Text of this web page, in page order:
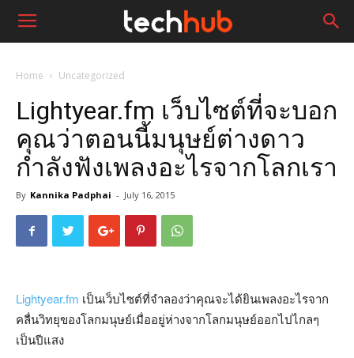
Home Uncategorized
Lightyear.fm เว็บไซต์ที่จะบอก
คุณว่าตอนนี้มนุษย์ต่างดาว
กำลังฟังเพลงอะไรจากโลกเรา
By Kannika Padphai - July 16, 2015
Lightyear.fm เป็นเว็บไซต์ที่จำลองว่าคุณจะได้ยินเพลงอะไรจาก
คลื่นวิทยุของโลกมนุษย์เมื่ออยู่ห่างจากโลกมนุษย์ออกไปไกลๆ
เป็นปีแสง